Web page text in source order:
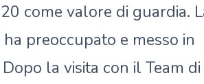
come valore di guardia.
ha preoccupato e messo in
la visita con il Team di